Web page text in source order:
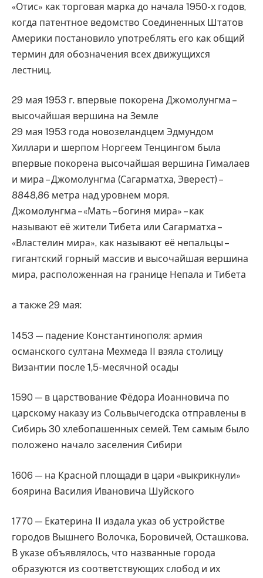
«Отис» как торговая марка до начала 1950-х годов,
когда патентное ведомство Соединенных Штатов
Америки постановило употреблять его как общий
термин для обозначения всех движущихся
лестниц.
29 мая 1953 г. впервые покорена Джомолунгма –
высочайшая вершина на Земле
29 мая 1953 года новозеландцем Эдмундом
Хиллари и шерпом Норгеем Тенцингом была
впервые покорена высочайшая вершина Гималаев
и мира – Джомолунгма (Сагарматха, Эверест) –
8848,86 метра над уровнем моря.
Джомолунгма – «Мать – богиня мира» – как
называют её жители Тибета или Сагарматха –
«Властелин мира», как называют её непальцы –
гигантский горный массив и высочайшая вершина
мира, расположенная на границе Непала и Тибета
а также 29 мая:
1453 — падение Константинополя: армия
османского султана Мехмеда II взяла столицу
Византии после 1,5-месячной осады
1590 — в царствование Фёдора Иоанновича по
царскому наказу из Сольвычегодска отправлены в
Сибирь 30 хлебопашенных семей. Тем самым было
положено начало заселения Сибири
1606 — на Красной площади в цари «выкрикнули»
боярина Василия Ивановича Шуйского
1770 — Екатерина II издала указ об устройстве
городов Вышнего Волочка, Боровичей, Осташкова.
В указе объявлялось, что названные города
образуются из соответствующих слобод и их